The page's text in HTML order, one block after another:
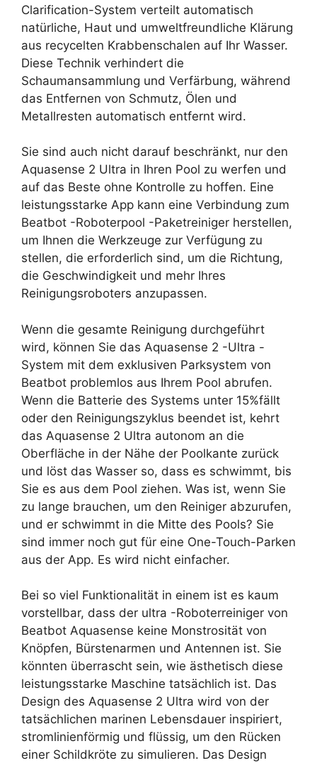
Clarification-System verteilt automatisch
natürliche, Haut und umweltfreundliche Klärung
aus recycelten Krabbenschalen auf Ihr Wasser.
Diese Technik verhindert die
Schaumansammlung und Verfärbung, während
das Entfernen von Schmutz, Ölen und
Metallresten automatisch entfernt wird.
Sie sind auch nicht darauf beschränkt, nur den
Aquasense 2 Ultra in Ihren Pool zu werfen und
auf das Beste ohne Kontrolle zu hoffen. Eine
leistungsstarke App kann eine Verbindung zum
Beatbot -Roboterpool -Paketreiniger herstellen,
um Ihnen die Werkzeuge zur Verfügung zu
stellen, die erforderlich sind, um die Richtung,
die Geschwindigkeit und mehr Ihres
Reinigungsroboters anzupassen.
Wenn die gesamte Reinigung durchgeführt
wird, können Sie das Aquasense 2 -Ultra -
System mit dem exklusiven Parksystem von
Beatbot problemlos aus Ihrem Pool abrufen.
Wenn die Batterie des Systems unter 15%fällt
oder den Reinigungszyklus beendet ist, kehrt
das Aquasense 2 Ultra autonom an die
Oberfläche in der Nähe der Poolkante zurück
und löst das Wasser so, dass es schwimmt, bis
Sie es aus dem Pool ziehen. Was ist, wenn Sie
zu lange brauchen, um den Reiniger abzurufen,
und er schwimmt in die Mitte des Pools? Sie
sind immer noch gut für eine One-Touch-Parken
aus der App. Es wird nicht einfacher.
Bei so viel Funktionalität in einem ist es kaum
vorstellbar, dass der ultra -Roboterreiniger von
Beatbot Aquasense keine Monstrosität von
Knöpfen, Bürstenarmen und Antennen ist. Sie
könnten überrascht sein, wie ästhetisch diese
leistungsstarke Maschine tatsächlich ist. Das
Design des Aquasense 2 Ultra wird von der
tatsächlichen marinen Lebensdauer inspiriert,
stromlinienförmig und flüssig, um den Rücken
einer Schildkröte zu simulieren. Das Design